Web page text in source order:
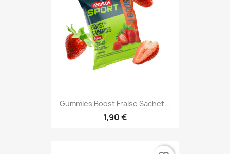
Gummies Boost Fraise Sachet...
1,90 €